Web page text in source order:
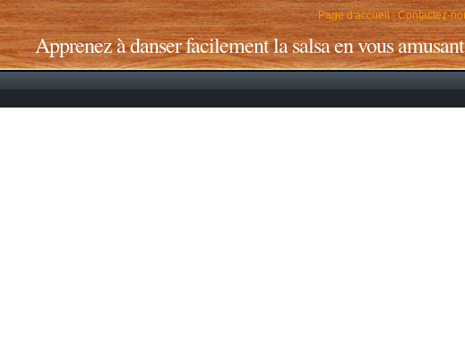
Page d'accueil |Contactez-
Apprenez à danser facilement la salsa en vous